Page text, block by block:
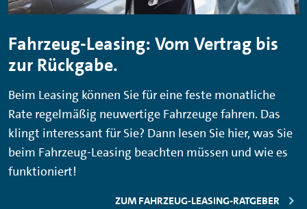
Fahrzeug-Leasing: Vom Vertrag bis
zur Rückgabe.
Beim Leasing können Sie für eine feste monatliche
Rate regelmäßig neuwertige Fahrzeuge fahren. Das
klingt interessant für Sie? Dann lesen Sie hier, was Sie
beim Fahrzeug-Leasing beachten müssen und wie es
funktioniert!
ZUM FAHRZEUG-LEASING-RATGEBER